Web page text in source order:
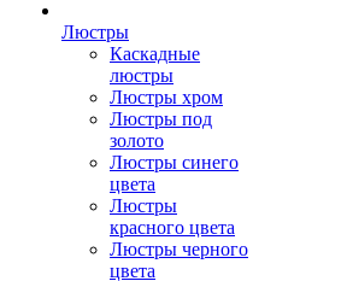
Люстры
Каскадные
люстры
Люстры хром
Люстры под
золото
Люстры синего
цвета
Люстры
красного цвета
Люстры черного
цвета